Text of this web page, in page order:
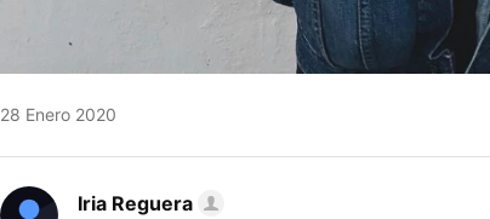
28 Enero 2020
Iria Reguera